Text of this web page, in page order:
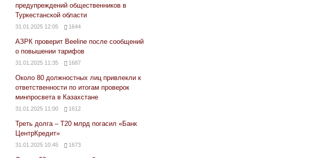
предупреждений общественников в
Туркестанской области
31.01.2025 12:05 1644
АЗРК проверит Beeline после сообщений
о повышении тарифов
31.01.2025 11:35 1687
Около 80 должностных лиц привлекли к
ответственности по итогам проверок
минпросвета в Казахстане
31.01.2025 11:00 1612
Треть долга – Т20 млрд погасил «Банк
ЦентрКредит»
31.01.2025 10:45 1673